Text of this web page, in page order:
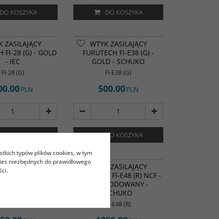
DO KOSZYKA DO KOSZYKA
ZASILAJĄCY
FI-28 (G) - GOLD
- IEC
FI-28 (G)
PLN
DO KOSZYKA
WTYK ZASILAJĄCY
FURUTECH FI-E38 (G) -
GOLD - SCHUKO
FI-E38 (G)
500.00PLN
DO KOSZYKA
ZASILAJĄCY
WTYK ZASILAJĄCY
FURUTECH FI-E48 (R) NCF -
OCC RODOWANY -
SCHUKO
FI-E48 (R)
typów plików cookies, w tym
niezbędnych do prawidłowego